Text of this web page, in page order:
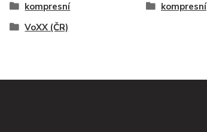
kompresní kompresní
VoXX (ČR)